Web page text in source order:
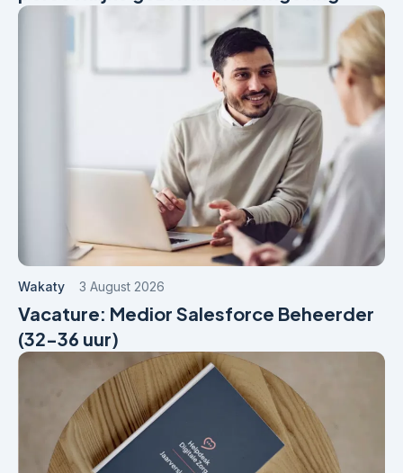
Wakaty 3 August 2026
Vacature: Medior Salesforce Beheerder
(32-36 uur)